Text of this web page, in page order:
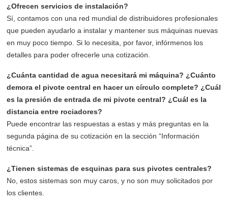
¿Ofrecen servicios de instalación?
Sí, contamos con una red mundial de distribuidores profesionales
que pueden ayudarlo a instalar y mantener sus máquinas nuevas
en muy poco tiempo. Si lo necesita, por favor, infórmenos los
detalles para poder ofrecerle una cotización.
¿Cuánta cantidad de agua necesitará mi máquina? ¿Cuánto
demora el pivote central en hacer un círculo complete? ¿Cuál
es la presión de entrada de mi pivote central? ¿Cuál es la
distancia entre rociadores?
Puede encontrar las respuestas a estas y más preguntas en la
segunda página de su cotización en la sección “Información
técnica”.
¿Tienen sistemas de esquinas para sus pivotes centrales?
No, estos sistemas son muy caros, y no son muy solicitados por
los clientes.